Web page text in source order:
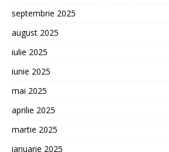
septembrie 2025
august 2025
iulie 2025
iunie 2025
mai 2025
aprilie 2025
martie 2025
ianuarie 2025